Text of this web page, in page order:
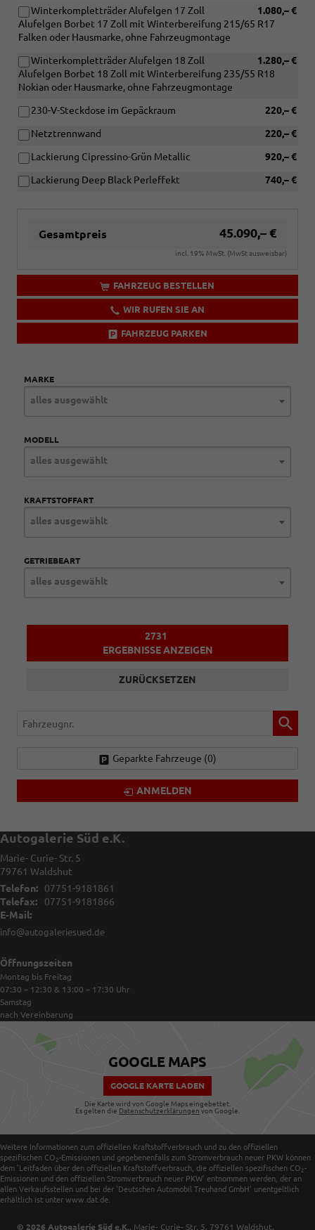
1.080,– €
Winterkompletträder Alufelgen 17 Zoll
Alufelgen Borbet 17 Zoll mit Winterbereifung 215/65 R17
Falken oder Hausmarke, ohne Fahrzeugmontage
1.280,– €
Winterkompletträder Alufelgen 18 Zoll
Alufelgen Borbet 18 Zoll mit Winterbereifung 235/55 R18
Nokian oder Hausmarke, ohne Fahrzeugmontage
220,– €
230-V-Steckdose im Gepäckraum
220,– €
Netztrennwand
920,– €
Lackierung Cipressino-Grün Metallic
740,– €
Lackierung Deep Black Perleffekt
Gesamtpreis 45.090,– €
incl. 19% MwSt. (MwSt ausweisbar)
FAHRZEUG BESTELLEN
WIR RUFEN SIE AN
FAHRZEUG PARKEN
MARKE
alles ausgewählt
MODELL
alles ausgewählt
KRAFTSTOFFART
alles ausgewählt
GETRIEBEART
alles ausgewählt
2731
ERGEBNISSE ANZEIGEN
ZURÜCKSETZEN
Fahrzeugnr.
Geparkte Fahrzeuge (0)
ANMELDEN
Autogalerie Süd e.K.
Marie- Curie- Str. 5
79761 Waldshut
Telefon:
07751-9181861
Telefax:
07751-9181866
E-Mail:
info@autogaleriesued.de
Öffnungszeiten
Montag bis Freitag
07:30 – 12:30 & 13:00 – 17:30 Uhr
Samstag
nach Vereinbarung
GOOGLE MAPS
GOOGLE KARTE LADEN
Die Karte wird von Google Maps eingebettet.
Es gelten die Datenschutzerklärungen von Google.
Weitere Informationen zum offiziellen Kraftstoffverbrauch und zu den offiziellen
spezifischen CO 2-Emissionen und gegebenenfalls zum Stromverbrauch neuer PKW können
dem 'Leitfaden über den offiziellen Kraftstoffverbrauch, die offiziellen spezifischen CO 2-
Emissionen und den offiziellen Stromverbrauch neuer PKW' entnommen werden, der an
allen Verkaufsstellen und bei der 'Deutschen Automobil Treuhand GmbH' unentgeltlich
erhältlich ist unter www.dat.de.
© 2026 Autogalerie Süd e.K., Marie- Curie- Str. 5, 79761 Waldshut,